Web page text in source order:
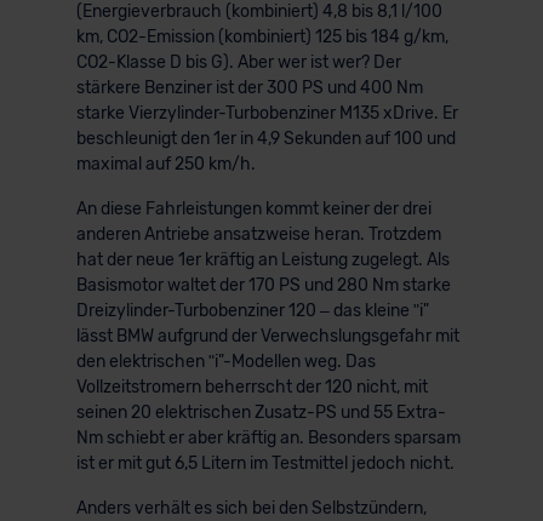
(Energieverbrauch (kombiniert) 4,8 bis 8,1 l/100
km, CO2-Emission (kombiniert) 125 bis 184 g/km,
CO2-Klasse D bis G). Aber wer ist wer? Der
stärkere Benziner ist der 300 PS und 400 Nm
starke Vierzylinder-Turbobenziner M135 xDrive. Er
beschleunigt den 1er in 4,9 Sekunden auf 100 und
maximal auf 250 km/h.
An diese Fahrleistungen kommt keiner der drei
anderen Antriebe ansatzweise heran. Trotzdem
hat der neue 1er kräftig an Leistung zugelegt. Als
Basismotor waltet der 170 PS und 280 Nm starke
Dreizylinder-Turbobenziner 120 – das kleine ʺi"
lässt BMW aufgrund der Verwechslungsgefahr mit
den elektrischen ʺi"-Modellen weg. Das
Vollzeitstromern beherrscht der 120 nicht, mit
seinen 20 elektrischen Zusatz-PS und 55 Extra-
Nm schiebt er aber kräftig an. Besonders sparsam
ist er mit gut 6,5 Litern im Testmittel jedoch nicht.
Anders verhält es sich bei den Selbstzündern,